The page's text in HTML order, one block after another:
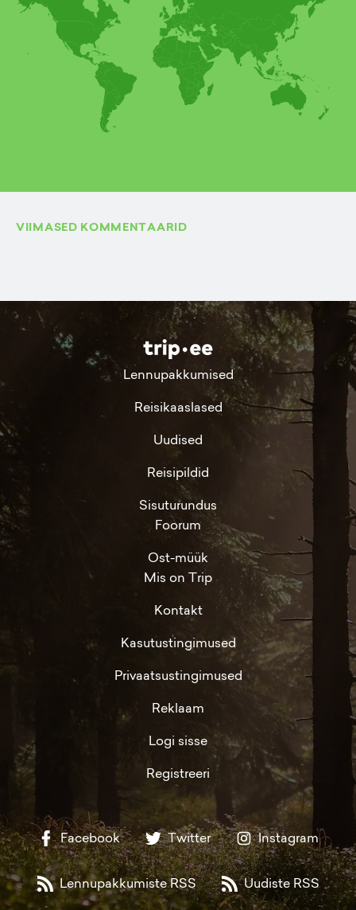
VIIMASED KOMMENTAARID
Lennupakkumised
Reisikaaslased
Uudised
Reisipildid
Sisuturundus
Foorum
Ost-müük
Mis on Trip
Kontakt
Kasutustingimused
Privaatsustingimused
Reklaam
Logi sisse
Registreeri
Facebook Twitter Instagram
Lennupakkumiste RSS Uudiste RSS